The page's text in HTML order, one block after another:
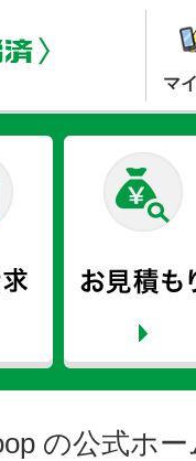
マ
の公式ホ